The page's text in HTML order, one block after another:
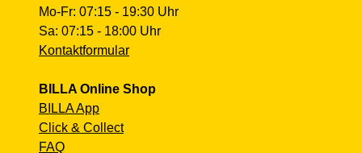
Mo-Fr: 07:15 - 19:30 Uhr
Sa: 07:15 - 18:00 Uhr
Kontaktformular
BILLA Online Shop
BILLA App
Click & Collect
FAQ